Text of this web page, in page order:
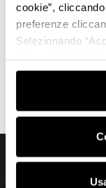
cookie”,
preferenze
Selezionando
consenso
saranno attivati i
funzionamento del